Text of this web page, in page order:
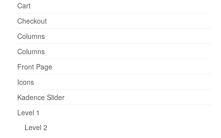
Cart
Checkout
Columns
Columns
Front Page
Icons
Kadence Slider
Level 1
Level 2